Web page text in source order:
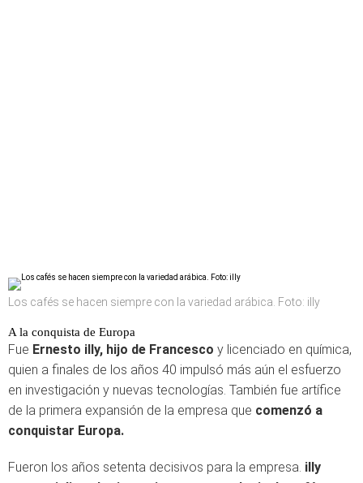
Los cafés se hacen siempre con la variedad arábica. Foto: illy
A la conquista de Europa
Fue Ernesto illy, hijo de Francesco y licenciado en química,
quien a finales de los años 40 impulsó más aún el esfuerzo
en investigación y nuevas tecnologías. También fue artífice
de la primera expansión de la empresa que comenzó a
conquistar Europa.
Fueron los años setenta decisivos para la empresa. illy